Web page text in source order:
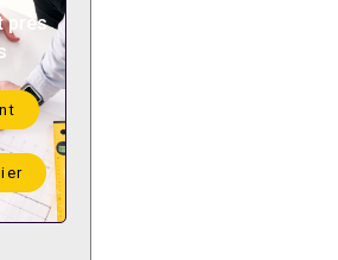
près